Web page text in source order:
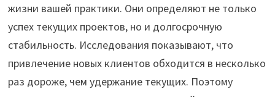
жизни вашей практики. Они определяют не только
успех текущих проектов, но и долгосрочную
стабильность. Исследования показывают, что
привлечение новых клиентов обходится в несколько
раз дороже, чем удержание текущих. Поэтому